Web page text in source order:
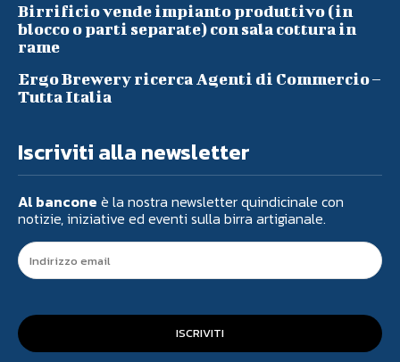
Birrificio vende impianto produttivo (in
blocco o parti separate) con sala cottura in
rame
Ergo Brewery ricerca Agenti di Commercio –
Tutta Italia
Iscriviti alla newsletter
Al bancone è la nostra newsletter quindicinale con
notizie, iniziative ed eventi sulla birra artigianale.
ISCRIVITI